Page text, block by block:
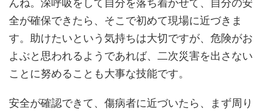
んね。深呼吸をして自分を落ち着かせて、自分の安
全が確保できたら、そこで初めて現場に近づきま
す。助けたいという気持ちは大切ですが、危険がお
よぶと思われるようであれば、二次災害を出さない
ことに努めることも大事な技能です。
安全が確認できて、傷病者に近づいたら、まず周り